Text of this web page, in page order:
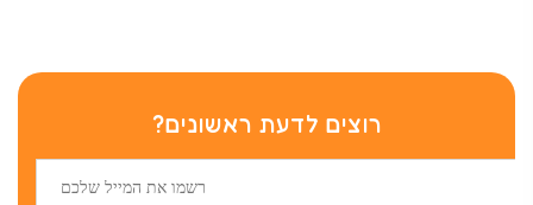
רוצים לדעת ראשונים?